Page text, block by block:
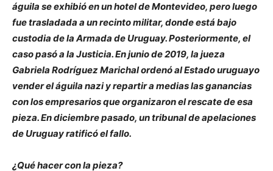
águila se exhibió en un hotel de Montevideo, pero luego
fue trasladada a un recinto militar, donde está bajo
custodia de la Armada de Uruguay. Posteriormente, el
caso pasó a la Justicia. En junio de 2019, la jueza
Gabriela Rodríguez Marichal ordenó al Estado uruguayo
vender el águila nazi y repartir a medias las ganancias
con los empresarios que organizaron el rescate de esa
pieza. En diciembre pasado, un tribunal de apelaciones
de Uruguay ratificó el fallo.
¿Qué hacer con la pieza?